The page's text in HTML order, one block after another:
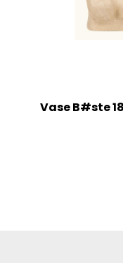
Vase B#ste